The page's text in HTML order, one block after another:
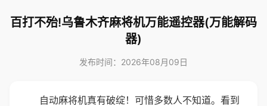
百打不殆!乌鲁木齐麻将机万能遥控器(万能解码
器)
发布时间：2026年08月09日
自动麻将机真有破绽！可惜多数人不知道。看到